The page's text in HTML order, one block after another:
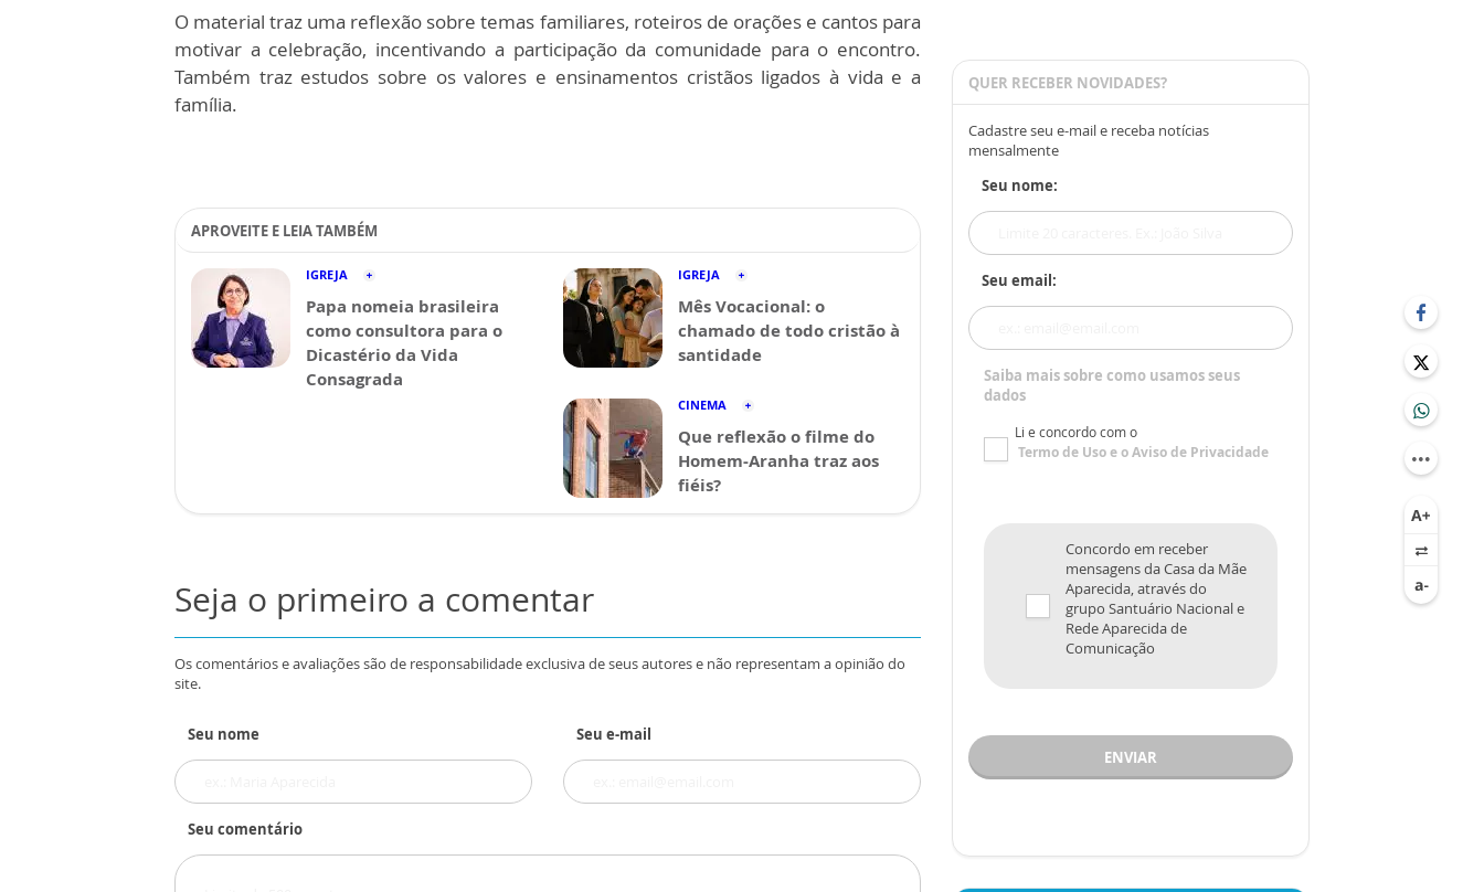
O material traz uma reflexão sobre temas familiares, roteiros de orações e cantos para
motivar a celebração, incentivando a participação da comunidade para o encontro.
Também traz estudos sobre os valores e ensinamentos cristãos ligados à vida e a
família.
APROVEITE E LEIA TAMBÉM
IGREJA
Papa nomeia brasileira
como consultora para o
Dicastério da Vida
Consagrada
IGREJA
Mês Vocacional: o
chamado de todo cristão à
santidade
CINEMA
Que reflexão o filme do
Homem-Aranha traz aos
fiéis?
Seja o primeiro a comentar
Os comentários e avaliações são de responsabilidade exclusiva de seus autores e não representam a opinião do
site.
Seu nome Seu e-mail
Seu comentário
QUER RECEBER NOVIDADES?
Cadastre seu e-mail e receba notícias
mensalmente
Seu nome:
Seu email:
Saiba mais sobre como usamos seus
dados
Li e concordo com o
Termo de Usoe oAviso de Privacidade
Concordo em receber
mensagens da Casa da Mãe
Aparecida, através do
grupo Santuário Nacional e
Rede Aparecida de
Comunicação
ENVIAR